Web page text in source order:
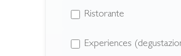
Ristorante
Experiences